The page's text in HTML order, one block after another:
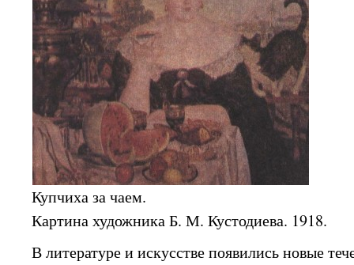
Купчиха за чаем.
Картина художника Б. М. Кустодиева. 1918.
В литературе и искусстве появились новые